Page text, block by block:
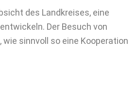
des Landkreises, eine
Der Besuch von
sinnvoll so eine Kooperation